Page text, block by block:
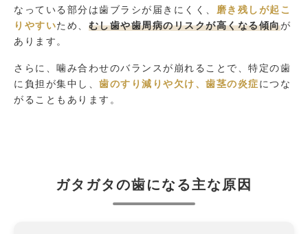
なっている部分は歯ブラシが届きにくく、 磨き残しが起こ
りやすいため、 むし歯や歯周病のリスクが高くなる傾向が
あります。
さらに、噛み合わせのバランスが崩れることで、特定の歯
に負担が集中し、 歯のすり減りや欠け、歯茎の炎症につな
がることもあります。
ガタガタの歯になる主な原因